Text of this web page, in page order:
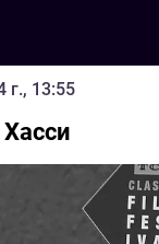
г., 13:55